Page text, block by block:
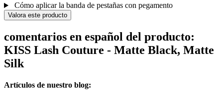
Cómo aplicar la banda de pestañas con pegamento
Valora este producto
comentarios en español del producto:
KISS Lash Couture - Matte Black, Matte
Silk
Artículos de nuestro blog: